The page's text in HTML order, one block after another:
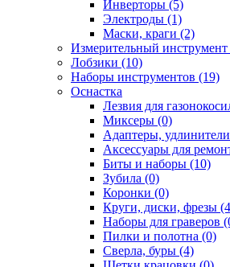
Инверторы (5)
Электроды (1)
Маски, краги (2)
Измерительный инструмент
Лобзики (10)
Наборы инструментов (19)
Оснастка
Лезвия для
Миксеры (0)
Адаптеры,
Аксессуары для
Биты и наборы (10)
Зубила (0)
Коронки (0)
Круги, диски, фрезы
Наборы для граверов
Пилки и полотна (0)
Сверла, буры (4)